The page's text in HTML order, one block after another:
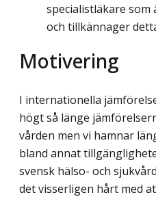
specialistläkare
och tillkännager
Motivering
I internationella
högt så länge
vården men vi hamnar
bland annat
svensk hälso- och
det visserligen hårt med